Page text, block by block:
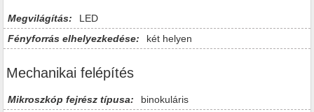
Megvilágítás:
LED
Fényforrás elhelyezkedése:
két helyen
Mechanikai felépítés
Mikroszkóp fejrész típusa:
binokuláris